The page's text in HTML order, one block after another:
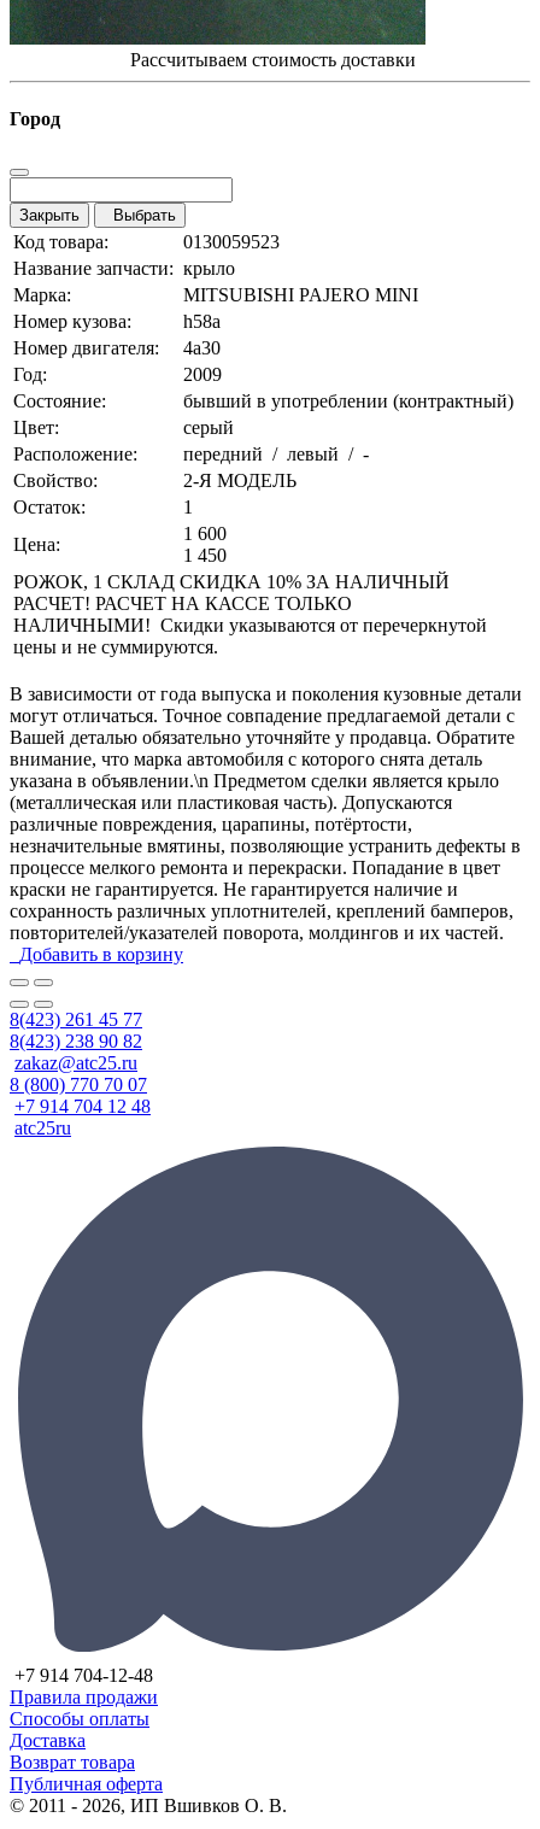
Рассчитываем стоимость доставки
Город
Закрыть Выбрать
Код товара:
0130059523
Название запчасти: крыло
Марка:
MITSUBISHI PAJERO MINI
Номер кузова:
h58a
Номер двигателя:
4a30
Год:
2009
Состояние:
бывший в употреблении (контрактный)
Цвет:
серый
Расположение:
передний / левый / -
Свойство:
2-Я МОДЕЛЬ
Остаток:
1
Цена:
1 600
1 450
РОЖОК, 1 СКЛАД СКИДКА 10% ЗА НАЛИЧНЫЙ
РАСЧЕТ! РАСЧЕТ НА КАССЕ ТОЛЬКО
НАЛИЧНЫМИ! Скидки указываются от перечеркнутой
цены и не суммируются.
В зависимости от года выпуска и поколения кузовные детали
могут отличаться. Точное совпадение предлагаемой детали с
Вашей деталью обязательно уточняйте у продавца. Обратите
внимание, что марка автомобиля с которого снята деталь
указана в объявлении.\n Предметом сделки является крыло
(металлическая или пластиковая часть). Допускаются
различные повреждения, царапины, потёртости,
незначительные вмятины, позволяющие устранить дефекты в
процессе мелкого ремонта и перекраски. Попадание в цвет
краски не гарантируется. Не гарантируется наличие и
сохранность различных уплотнителей, креплений бамперов,
повторителей/указателей поворота, молдингов и их частей.
Добавить в корзину
8(423) 261 45 77
8(423) 238 90 82
zakaz@atc25.ru
8 (800) 770 70 07
+7 914 704 12 48
atc25ru
+7 914 704-12-48
Правила продажи
Способы оплаты
Доставка
Возврат товара
Публичная оферта
© 2011 - 2026, ИП Вшивков О. В.